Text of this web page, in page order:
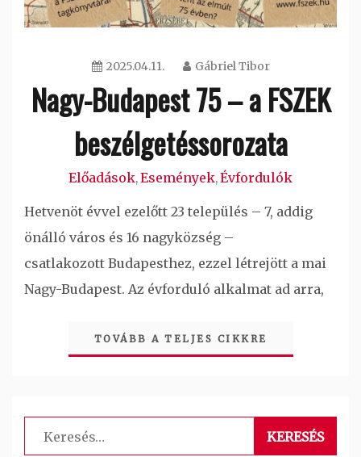
2025.04.11. Gábriel Tibor
Nagy-Budapest 75 – a FSZEK
beszélgetéssorozata
Előadások,Események,Évfordulók
Hetvenöt évvel ezelőtt 23 település – 7, addig
önálló város és 16 nagyközség –
csatlakozott Budapesthez, ezzel létrejött a mai
Nagy-Budapest. Az évforduló alkalmat ad arra,
TOVÁBB A TELJES CIKKRE
Keresés: